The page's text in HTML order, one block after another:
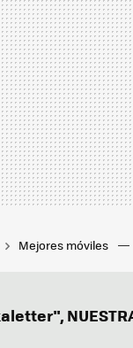
Mejores móviles